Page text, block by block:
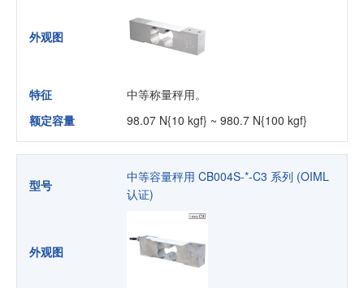
外观图
特征
中等称量秤用。
额定容量
98.07 N{10 kgf} ~ 980.7 N{100 kgf}
型号
中等容量秤用 CB004S-*-C3 系列 (OIML
认证)
外观图